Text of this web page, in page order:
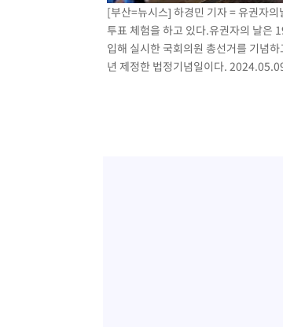
[부산=뉴시스] 하경민 기자 = 유권자
투표 체험을 하고 있다.유권자의 날은
입해 실시한 국회의원 총선거를 기념
년 제정한 법정기념일이다.